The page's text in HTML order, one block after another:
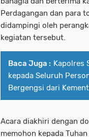
Perdagangan dan para
didampingi oleh
kegiatan tersebut.
Baca Juga : Kapolres
kepada Seluruh
Bergengsi dari
Acara diakhiri dengan
memohon kepada